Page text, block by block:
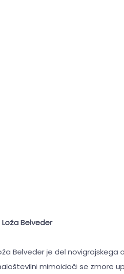
Loža Belveder
Belveder je del novigrajskega
mimoidoči se zmore